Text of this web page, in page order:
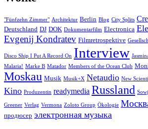
"Fünfzehn Zimmer" Architektur Berlin Blog City Splits
Deutschland DJ DOK Dokumentarfilm Electronica
Evgenij Kondratev Filmretrospektive
Disco Ship I Put A Record On Interview
Malaria! Marke B Matador Members of the Ocean Club
Moskau Musik Musik+X Netaudio New
Kino Produzentin readymedia Russland
Greener Verlag Vermona Zoloto Group Ökologie
продюсер электронная музыка